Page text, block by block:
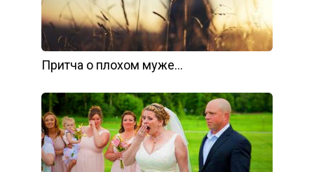
Притча о плохом муже…